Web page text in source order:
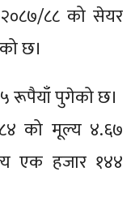
८८ को सेयर
छ।
रूपैयाँ पुगेको छ।
को मूल्य ४.६७
एक हजार १४४